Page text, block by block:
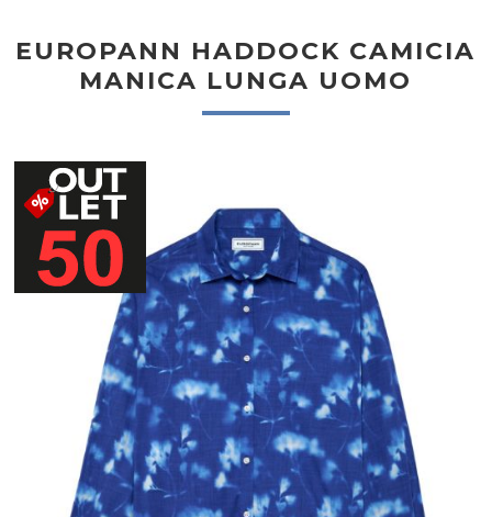
EUROPANN HADDOCK CAMICIA
MANICA LUNGA UOMO